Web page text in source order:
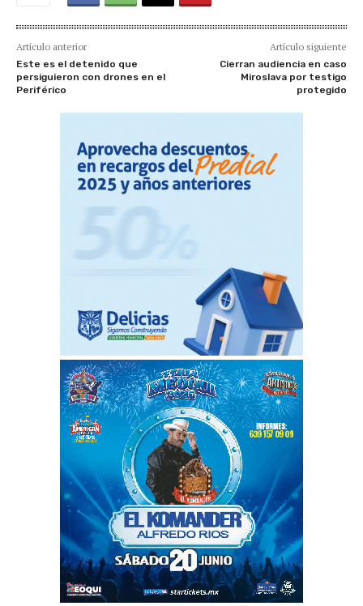
Artículo anterior
Este es el detenido que
persiguieron con drones en el
Periférico
Artículo siguiente
Cierran audiencia en caso
Miroslava por testigo
protegido